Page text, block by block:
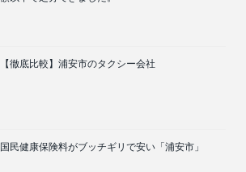
【徹底比較】浦安市のタクシー会社
国民健康保険料がブッチギリで安い「浦安市」